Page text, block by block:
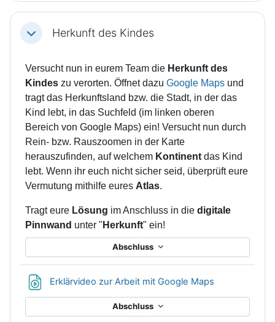
EinklappenHerkunft des Kindes
Abschluss
Versucht nun in eurem Team die Herkunft des
Kindes zu verorten. Öffnet dazu Google Maps und
tragt das Herkunftsland bzw. die Stadt, in der das
Kind lebt, in das Suchfeld (im linken oberen
Bereich von Google Maps) ein! Versucht nun durch
Rein- bzw. Rauszoomen in der Karte
herauszufinden, auf welchem Kontinent das Kind
lebt. Wenn ihr euch nicht sicher seid, überprüft eure
Vermutung mithilfe eures Atlas.
Tragt eure Lösung im Anschluss in die digitale
Pinnwand unter " Herkunft" ein!
Erklärvideo zur Arbeit mit Google Maps
Abschluss